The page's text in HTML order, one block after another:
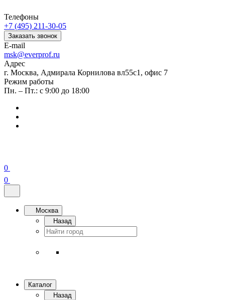
Телефоны
+7 (495) 211-30-05
Заказать звонок
E-mail
msk@everprof.ru
Адрес
г. Москва, Адмирала Корнилова вл55с1, офис 7
Режим работы
Пн. – Пт.: с 9:00 до 18:00
0
0
Москва
Назад
Каталог
Назад